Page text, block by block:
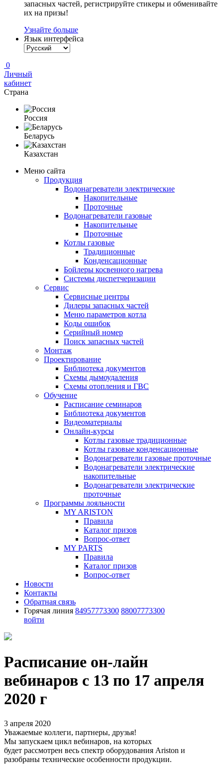
запасных частей, регистрируйте стикеры и обменивайте
их на призы!
Узнайте больше
Язык интерфейса
0
Личный
кабинет
Страна
Россия
Беларусь
Казахстан
Меню сайта
Продукция
Водонагреватели электрические
Накопительные
Проточные
Водонагреватели газовые
Накопительные
Проточные
Котлы газовые
Традиционные
Конденсационные
Бойлеры косвенного нагрева
Системы диспетчеризации
Сервис
Сервисные центры
Дилеры запасных частей
Меню параметров котла
Коды ошибок
Серийный номер
Поиск запасных частей
Монтаж
Проектирование
Библиотека документов
Схемы дымоудаления
Схемы отопления и ГВС
Обучение
Расписание семинаров
Библиотека документов
Видеоматериалы
Онлайн-курсы
Котлы газовые традиционные
Котлы газовые конденсационные
Водонагреватели газовые проточные
Водонагреватели электрические
накопительные
Водонагреватели электрические
проточные
Программы лояльности
MY ARISTON
Правила
Каталог призов
Вопрос-ответ
MY PARTS
Правила
Каталог призов
Вопрос-ответ
Новости
Контакты
Обратная связь
Горячая линия 84957773300 88007773300
войти
Расписание он-лайн
вебинаров c 13 по 17 апреля
2020 г
3 апреля 2020
Уважаемые коллеги, партнеры, друзья!
Мы запускаем цикл вебинаров, на которых
будет рассмотрен весь спектр оборудования Ariston и
разобраны технические особенности продукции.